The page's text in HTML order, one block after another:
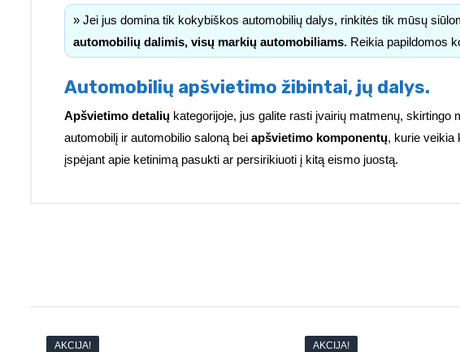
» Jei jus domina tik kokybiškos automobilių dalys, rinkitės tik mūsų
automobilių dalimis, visų markių automobiliams. Reikia papildomos
Automobilių apšvietimo žibintai, jų dalys.
Apšvietimo detalių kategorijoje, jus galite rasti įvairių matmenų, skirtingo
automobilį ir automobilio saloną bei apšvietimo komponentų, kurie veikia
įspėjant apie ketinimą pasukti ar persirikiuoti į kitą eismo juostą.
AKCIJA! AKCIJA!